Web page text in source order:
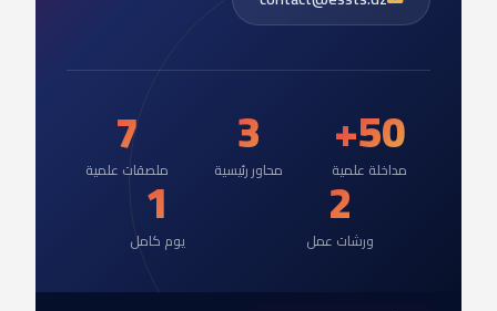
50+
مداخلة علمية 3
محاور رئيسية 7
ملصقات علمية 2
ورشات عمل 1
يوم كامل